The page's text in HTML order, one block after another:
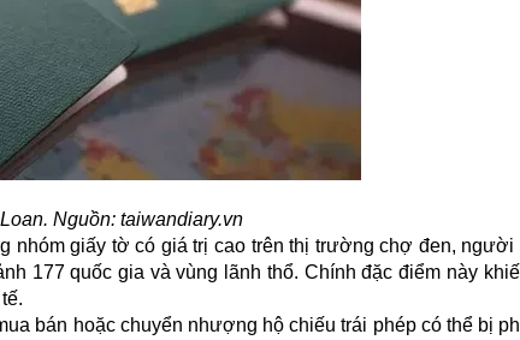
Nguồn: taiwandiary.vn
nhóm giấy tờ có giá trị cao trên thị trường chợ đen,
177 quốc gia và vùng lãnh thổ. Chính đặc điểm này
bán hoặc chuyển nhượng hộ chiếu trái phép có thể bị